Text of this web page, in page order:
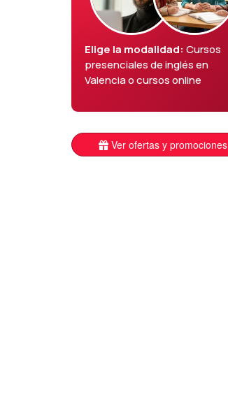
Elige la modalidad: Cursos
presenciales de inglés en
Valencia o cursos online
Ver ofertas y promociones